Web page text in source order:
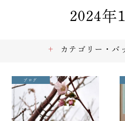
2024年
ブログ
カテゴリー・バ